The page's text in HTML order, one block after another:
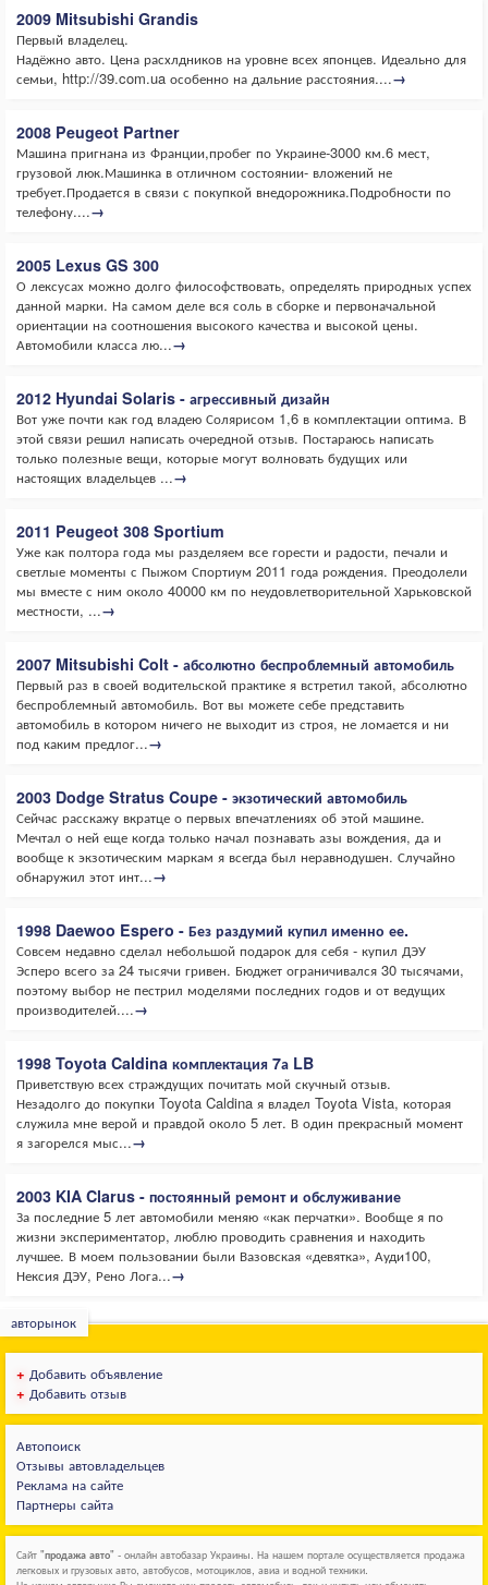
2009 Mitsubishi Grandis
Первый владелец.
Надёжно авто. Цена расхлдников на уровне всех японцев. Идеально для
семьи, http://39.com.ua особенно на дальние расстояния....→
2008 Peugeot Partner
Машина пригнана из Франции,пробег по Украине-3000 км.6 мест,
грузовой люк.Машинка в отличном состоянии- вложений не
требует.Продается в связи с покупкой внедорожника.Подробности по
телефону....→
2005 Lexus GS 300
О лексусах можно долго философствовать, определять природных успех
данной марки. На самом деле вся соль в сборке и первоначальной
ориентации на соотношения высокого качества и высокой цены.
Автомобили класса лю...→
2012 Hyundai Solaris - агрессивный дизайн
Вот уже почти как год владею Солярисом 1,6 в комплектации оптима. В
этой связи решил написать очередной отзыв. Постараюсь написать
только полезные вещи, которые могут волновать будущих или
настоящих владельцев ...→
2011 Peugeot 308 Sportium
Уже как полтора года мы разделяем все горести и радости, печали и
светлые моменты с Пыжом Спортиум 2011 года рождения. Преодолели
мы вместе с ним около 40000 км по неудовлетворительной Харьковской
местности, ...→
2007 Mitsubishi Colt - абсолютно беспроблемный автомобиль
Первый раз в своей водительской практике я встретил такой, абсолютно
беспроблемный автомобиль. Вот вы можете себе представить
автомобиль в котором ничего не выходит из строя, не ломается и ни
под каким предлог...→
2003 Dodge Stratus Coupe - экзотический автомобиль
Сейчас расскажу вкратце о первых впечатлениях об этой машине.
Мечтал о ней еще когда только начал познавать азы вождения, да и
вообще к экзотическим маркам я всегда был неравнодушен. Случайно
обнаружил этот инт...→
1998 Daewoo Espero - Без раздумий купил именно ее.
Совсем недавно сделал небольшой подарок для себя - купил ДЭУ
Эсперо всего за 24 тысячи гривен. Бюджет ограничивался 30 тысячами,
поэтому выбор не пестрил моделями последних годов и от ведущих
производителей....→
1998 Toyota Caldina комплектация 7а LB
Приветствую всех страждущих почитать мой скучный отзыв.
Незадолго до покупки Toyota Caldina я владел Toyota Vista, которая
служила мне верой и правдой около 5 лет. В один прекрасный момент
я загорелся мыс...→
2003 KIA Clarus - постоянный ремонт и обслуживание
За последние 5 лет автомобили меняю «как перчатки». Вообще я по
жизни экспериментатор, люблю проводить сравнения и находить
лучшее. В моем пользовании были Вазовская «девятка», Ауди100,
Нексия ДЭУ, Рено Лога...→
авторынок
+ Добавить объявление
+ Добавить отзыв
Автопоиск
Отзывы автовладельцев
Реклама на сайте
Партнеры сайта
Сайт "продажа авто" - онлайн автобазар Украины. На нашем портале осуществляется продажа
легковых и грузовых авто, автобусов, мотоциклов, авиа и водной техники.